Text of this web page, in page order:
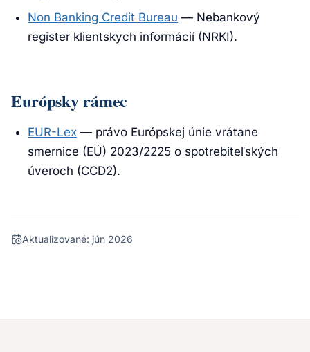
Non Banking Credit Bureau — Nebankový
register klientskych informácií (NRKI).
Európsky rámec
EUR-Lex — právo Európskej únie vrátane
smernice (EÚ) 2023/2225 o spotrebiteľských
úveroch (CCD2).
Aktualizované: jún 2026